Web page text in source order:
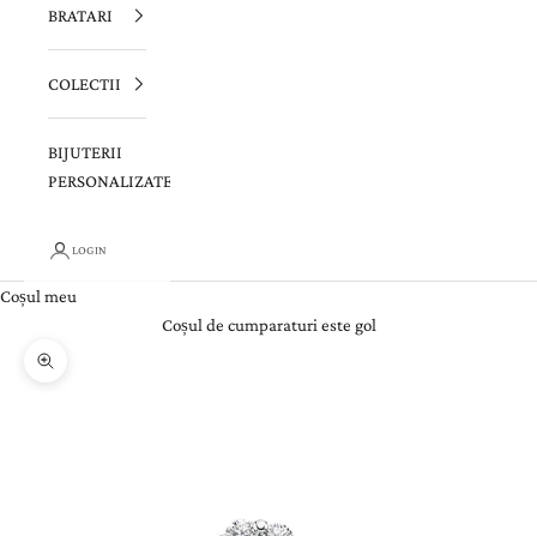
BRATARI
COLECTII
BIJUTERII
PERSONALIZATE
LOGIN
Coșul meu
Coșul de cumparaturi este gol
Zoom